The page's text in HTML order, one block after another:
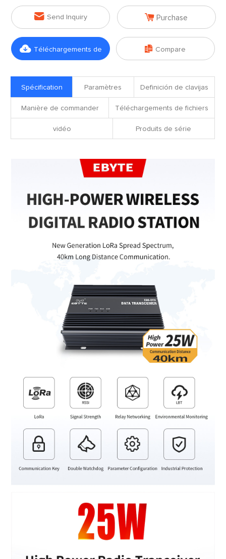
 Send Inquiry  Purchase
 Téléchargements de  Compare
Spécification Paramètres Definición de clavijas
Manière de commander Téléchargements de fichiers
vidéo Produits de série